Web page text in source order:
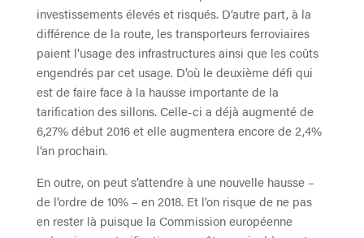
investissements élevés et risqués. D’autre part, à la
différence de la route, les transporteurs ferroviaires
paient l’usage des infrastructures ainsi que les coûts
engendrés par cet usage. D’où le deuxième défi qui
est de faire face à la hausse importante de la
tarification des sillons. Celle-ci a déjà augmenté de
6,27% début 2016 et elle augmentera encore de 2,4%
l’an prochain.
En outre, on peut s’attendre à une nouvelle hausse –
de l’ordre de 10% – en 2018. Et l’on risque de ne pas
en rester là puisque la Commission européenne